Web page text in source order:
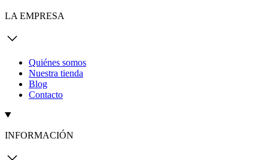
LA EMPRESA
Quiénes somos
Nuestra tienda
Blog
Contacto
INFORMACIÓN